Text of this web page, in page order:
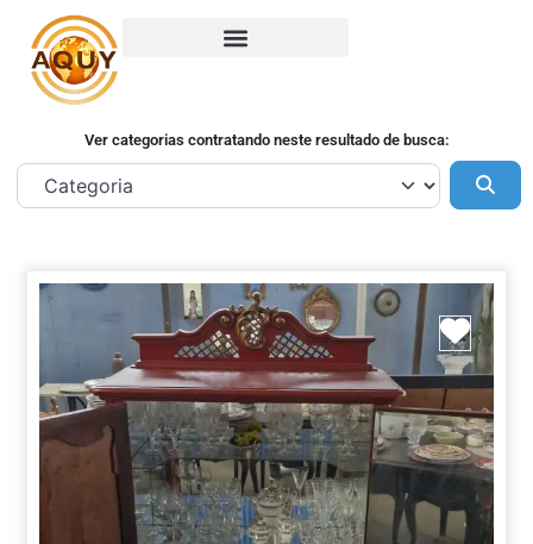
Ver categorias contratando neste resultado de busca: